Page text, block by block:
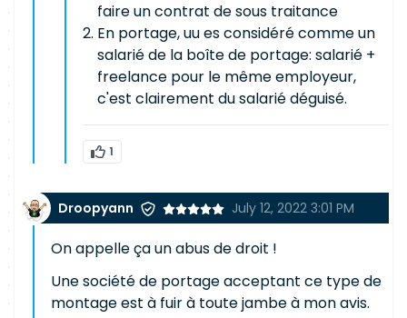
faire un contrat de sous traitance
En portage, uu es considéré comme un
salarié de la boîte de portage: salarié +
freelance pour le même employeur,
c'est clairement du salarié déguisé.
1
Droopyann July 12, 2022 3:01 PM
On appelle ça un abus de droit !
Une société de portage acceptant ce type de
montage est à fuir à toute jambe à mon avis.